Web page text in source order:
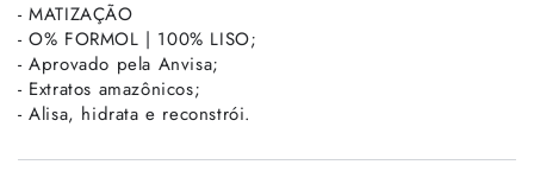
- MATIZAÇÃO
- O% FORMOL | 100% LISO;
- Aprovado pela Anvisa;
- Extratos amazônicos;
- Alisa, hidrata e reconstrói.